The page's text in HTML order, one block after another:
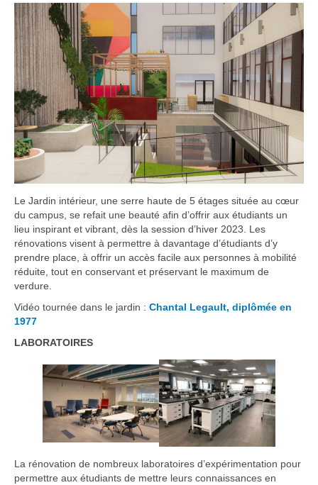
Le Jardin intérieur, une serre haute de 5 étages située au cœur
du campus, se refait une beauté afin d’offrir aux étudiants un
lieu inspirant et vibrant, dès la session d’hiver 2023. Les
rénovations visent à permettre à davantage d’étudiants d’y
prendre place, à offrir un accès facile aux personnes à mobilité
réduite, tout en conservant et préservant le maximum de
verdure.
Vidéo tournée dans le jardin : Chantal Legault, diplômée en
1977
LABORATOIRES
La rénovation de nombreux laboratoires d’expérimentation pour
permettre aux étudiants de mettre leurs connaissances en